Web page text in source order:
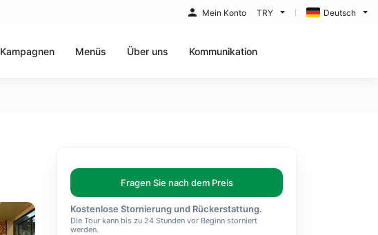
Mein Konto TRY Deutsch
Kampagnen Menüs Über uns Kommunikation
Fragen Sie nach dem Preis
Kostenlose Stornierung und Rückerstattung.
Die Tour kann bis zu 24 Stunden vor Beginn storniert
werden.